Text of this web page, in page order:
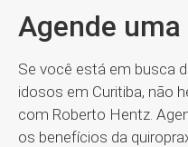
Agende
Se você está em busca
idosos em Curitiba, não
com Roberto Hentz.
os benefícios da